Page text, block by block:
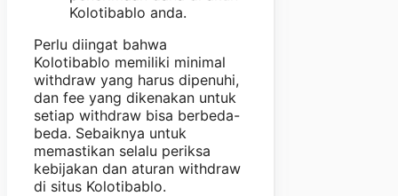
Kolotibablo anda.
Perlu diingat bahwa
Kolotibablo memiliki minimal
withdraw yang harus dipenuhi,
dan fee yang dikenakan untuk
setiap withdraw bisa berbeda-
beda. Sebaiknya untuk
memastikan selalu periksa
kebijakan dan aturan withdraw
di situs Kolotibablo.